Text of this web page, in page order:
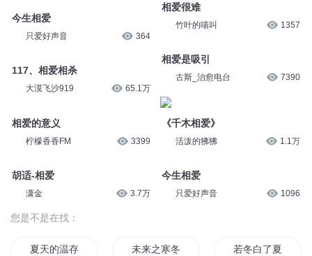
今生相爱
只爱好声音 364
117、相爱相杀
大漠飞沙919 65.1万
相爱的意义
柠檬香香FM 3399
胡适-相爱
潇金 3.7万
相爱很难
竹叶的喵叫 1357
相爱是吸引
古斯_治愈电台 7390
《千木相爱》
活泼的狒狒 1.1万
今生相爱
只爱好声音 1096
您是不是在找：
夏天的温存冬天的寒 未来之寒冬 若冬白了夏